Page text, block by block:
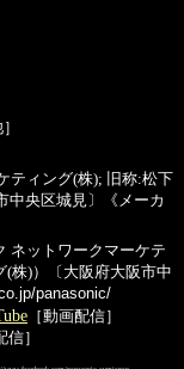
ティング(株); 旧称:松下
中央区城見〕《メーカ
ネットワークマーケテ
(株)）〔大阪府大阪市中
panasonic/
［動画配信］
信］